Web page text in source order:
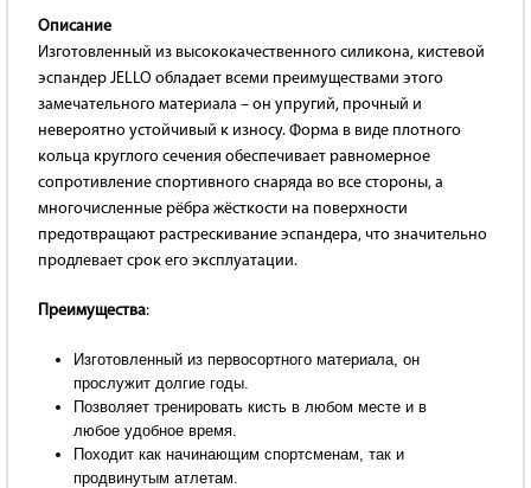
Описание
Изготовленный из высококачественного силикона, кистевой
эспандер JELLO обладает всеми преимуществами этого
замечательного материала – он упругий, прочный и
невероятно устойчивый к износу. Форма в виде плотного
кольца круглого сечения обеспечивает равномерное
сопротивление спортивного снаряда во все стороны, а
многочисленные рёбра жёсткости на поверхности
предотвращают растрескивание эспандера, что значительно
продлевает срок его эксплуатации.
Преимущества:
Изготовленный из первосортного материала, он
прослужит долгие годы.
Позволяет тренировать кисть в любом месте и в
любое удобное время.
Походит как начинающим спортсменам, так и
продвинутым атлетам.